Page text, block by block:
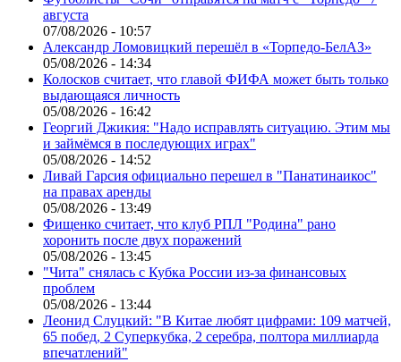
августа
07/08/2026 - 10:57
Александр Ломовицкий перешёл в «Торпедо-БелАЗ»
05/08/2026 - 14:34
Колосков считает, что главой ФИФА может быть только
выдающаяся личность
05/08/2026 - 16:42
Георгий Джикия: "Надо исправлять ситуацию. Этим мы
и займёмся в последующих играх"
05/08/2026 - 14:52
Ливай Гарсия официально перешел в "Панатинаикос"
на правах аренды
05/08/2026 - 13:49
Фищенко считает, что клуб РПЛ "Родина" рано
хоронить после двух поражений
05/08/2026 - 13:45
"Чита" снялась с Кубка России из-за финансовых
проблем
05/08/2026 - 13:44
Леонид Слуцкий: "В Китае любят цифрами: 109 матчей,
65 побед, 2 Суперкубка, 2 серебра, полтора миллиарда
впечатлений"